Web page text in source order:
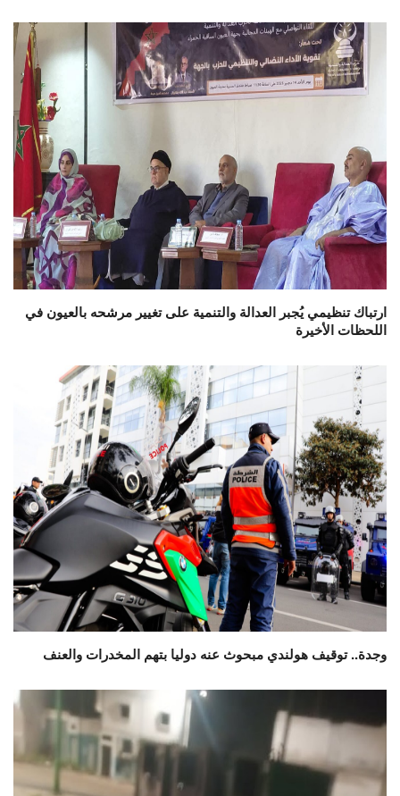
ارتباك تنظيمي يُجبر العدالة والتنمية على تغيير مرشحه بالعيون في
اللحظات الأخيرة
وجدة.. توقيف هولندي مبحوث عنه دوليا بتهم المخدرات والعنف